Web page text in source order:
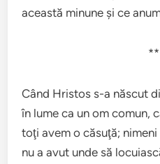
această minune şi ce
Când Hristos s-a născut
în lume ca un om comun,
toţi avem o căsuţă;
nu a avut unde să